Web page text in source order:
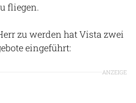
fliegen.
zu werden hat Vista zwei
eingeführt:
ANZEIGE